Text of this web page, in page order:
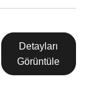
Detayları
Görüntüle